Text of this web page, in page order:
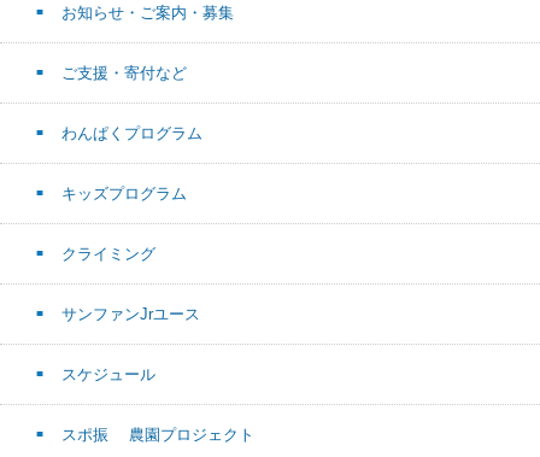
お知らせ・ご案内・募集
ご支援・寄付など
わんぱくプログラム
キッズプログラム
クライミング
サンファンJrユース
スケジュール
スポ振 農園プロジェクト